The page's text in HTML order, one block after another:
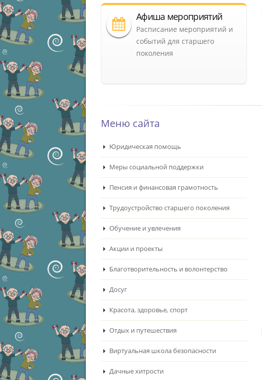
Афиша мероприятий
Расписание мероприятий и
событий для старшего
поколения
Меню сайта
Юридическая помощь
Меры социальной поддержки
Пенсия и финансовая грамотность
Трудоустройство старшего поколения
Обучение и увлечения
Акции и проекты
Благотворительность и волонтерство
Досуг
Красота, здоровье, спорт
Отдых и путешествия
Виртуальная школа безопасности
Дачные хитрости